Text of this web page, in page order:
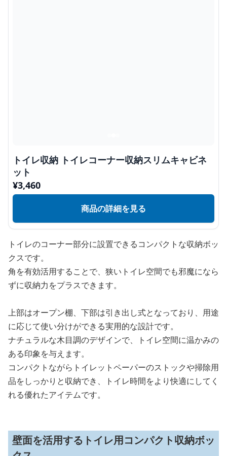
トイレ収納 トイレコーナー収納スリムキャビネ
ット
¥3,460
商品の詳細を見る
トイレのコーナー部分に設置できるコンパクトな収納ボッ
クスです。
角を有効活用することで、狭いトイレ空間でも邪魔になら
ずに収納力をプラスできます。
上部はオープン棚、下部は引き出し式となっており、用途
に応じて使い分けができる実用的な設計です。
ナチュラルな木目調のデザインで、トイレ空間に温かみの
ある印象を与えます。
コンパクトながらトイレットペーパーのストックや掃除用
品をしっかりと収納でき、トイレ時間をより快適にしてく
れる優れたアイテムです。
壁面を活用するトイレ用コンパクト収納ボッ